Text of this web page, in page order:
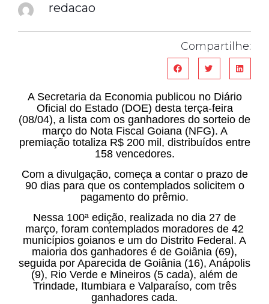
redacao
Compartilhe:
A Secretaria da Economia publicou no Diário
Oficial do Estado (DOE) desta terça-feira
(08/04), a lista com os ganhadores do sorteio de
março do Nota Fiscal Goiana (NFG). A
premiação totaliza R$ 200 mil, distribuídos entre
158 vencedores.
Com a divulgação, começa a contar o prazo de
90 dias para que os contemplados solicitem o
pagamento do prêmio.
Nessa 100ª edição, realizada no dia 27 de
março, foram contemplados moradores de 42
municípios goianos e um do Distrito Federal. A
maioria dos ganhadores é de Goiânia (69),
seguida por Aparecida de Goiânia (16), Anápolis
(9), Rio Verde e Mineiros (5 cada), além de
Trindade, Itumbiara e Valparaíso, com três
ganhadores cada.